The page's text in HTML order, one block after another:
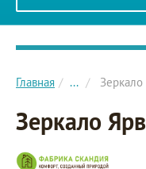
Главное меню
Главная ...
Зеркало